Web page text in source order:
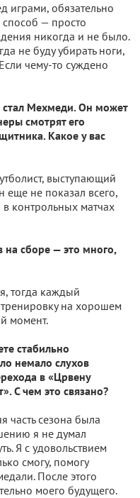
играми, обязательно
— просто
никогда и не было.
не буду убирать ноги,
чему-то суждено
Мехмеди. Он может
смотрят его
Какое у вас
выступающий
не показал всего,
контрольных матчах
на сборе — это много,
тогда каждый
тренировку на хорошем
момент.
стабильно
немало слухов
в «Црвену
С чем это связано?
часть сезона была
я не думал
Я с удовольствием
смогу, помогу
После этого
моего будущего.